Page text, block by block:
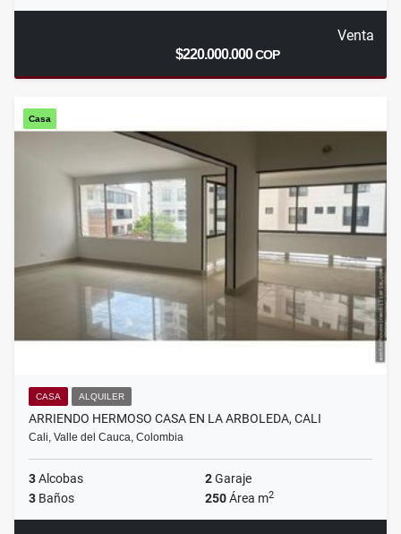
Venta
$220.000.000COP
Casa
CASA ALQUILER
ARRIENDO HERMOSO CASA EN LA ARBOLEDA, CALI
Cali, Valle del Cauca, Colombia
3Alcobas 2Garaje
3 Baños 250Área m2